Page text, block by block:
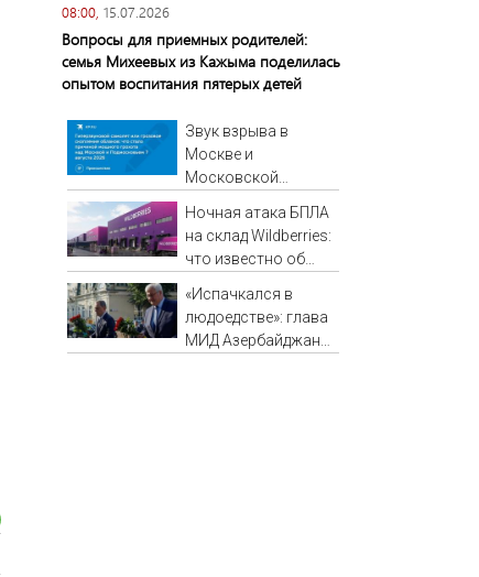
08:00, 15.07.2026
Вопросы для приемных родителей:
семья Михеевых из Кажыма поделилась
опытом воспитания пятерых детей
Звук взрыва в
Москве и
Московской
2026 года: Причины,
источник, откуда
был громкий хлопок
Ночная атака БПЛА
на склад Wildberries:
что известно об
логистическим
центрам 07/08/2026
– Новости
«Испачкался в
людоедстве»: глава
МИД Азербайджана